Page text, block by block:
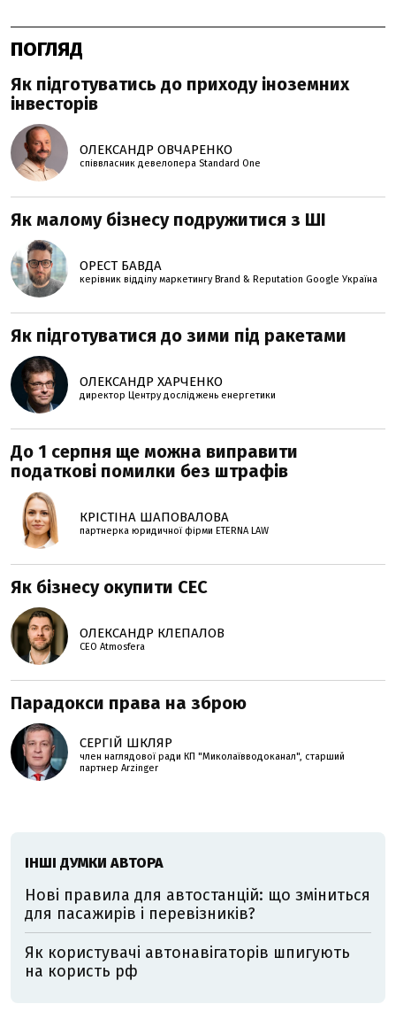
ПОГЛЯД
Як підготуватись до приходу іноземних
інвесторів
ОЛЕКСАНДР ОВЧАРЕНКО
співвласник девелопера Standard One
Як малому бізнесу подружитися з ШІ
ОРЕСТ БАВДА
керівник відділу маркетингу Brand & Reputation Google Україна
Як підготуватися до зими під ракетами
ОЛЕКСАНДР ХАРЧЕНКО
директор Центру досліджень енергетики
До 1 серпня ще можна виправити
податкові помилки без штрафів
КРІСТІНА ШАПОВАЛОВА
партнерка юридичної фірми ETERNA LAW
Як бізнесу окупити СЕС
ОЛЕКСАНДР КЛЕПАЛОВ
СЕО Atmosfera
Парадокси права на зброю
СЕРГІЙ ШКЛЯР
член наглядової ради КП "Миколаївводоканал", старший
партнер Arzinger
ІНШІ ДУМКИ АВТОРА
Нові правила для автостанцій: що зміниться
для пасажирів і перевізників?
Як користувачі автонавігаторів шпигують
на користь рф